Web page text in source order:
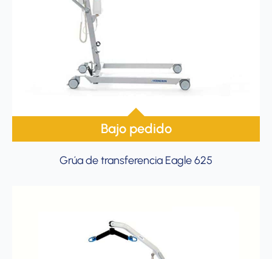
Bajo pedido
Grúa de transferencia Eagle 625